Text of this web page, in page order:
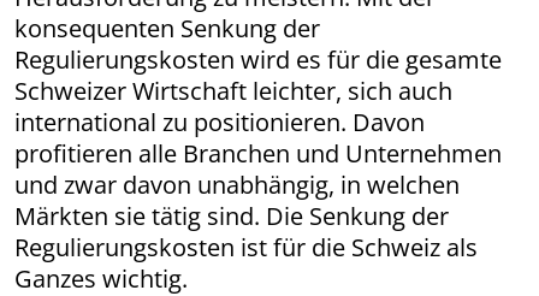
konsequenten Senkung der
Regulierungskosten wird es für die gesamte
Schweizer Wirtschaft leichter, sich auch
international zu positionieren. Davon
profitieren alle Branchen und Unternehmen
und zwar davon unabhängig, in welchen
Märkten sie tätig sind. Die Senkung der
Regulierungskosten ist für die Schweiz als
Ganzes wichtig.